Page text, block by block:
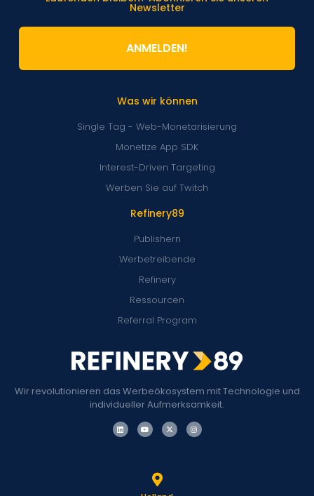
Wir revolutionieren das Werbeökosystem mit Technologie und
individueller Aufmerksamkeit.
Refinery89
Publishern
Werbetreibende
Refinery
Ressourcen
Referral Program
Was wir können
Single Tag - Web-Monetarisierung
Monetize App SDK
Interest-Driven Targeting
Werben Sie auf Twitch
Newsletter
ANMELDEN!